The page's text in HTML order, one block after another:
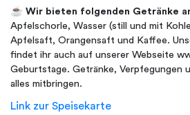
☕ Wir bieten folgenden Getränke
Apfelschorle, Wasser (still und mit
Apfelsaft, Orangensaft und Kaffee.
findet ihr auch auf unserer Webseite
Geburtstage. Getränke, Verpfegungen
alles mitbringen.
Link zur Speisekarte